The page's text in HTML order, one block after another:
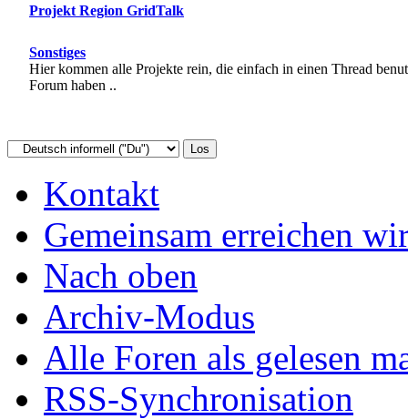
Projekt Region GridTalk
Sonstiges
Hier kommen alle Projekte rein, die einfach in einen Thread
Forum haben ..
Kontakt
Gemeinsam erreichen
Nach oben
Archiv-Modus
Alle Foren als gelesen
RSS-Synchronisation